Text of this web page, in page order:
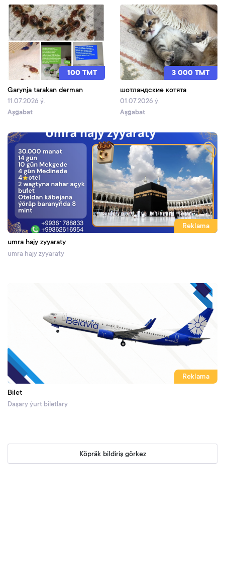
100 TMT
Garynja tarakan derman
11.07.2026 ý.
Aşgabat
3 000 TMT
шотландские котята
01.07.2026 ý.
Aşgabat
Reklama
umra hajy zyyaraty
umra hajy zyyaraty
Reklama
Bilet
Daşary ýurt biletlary
Köpräk bildiriş görkez